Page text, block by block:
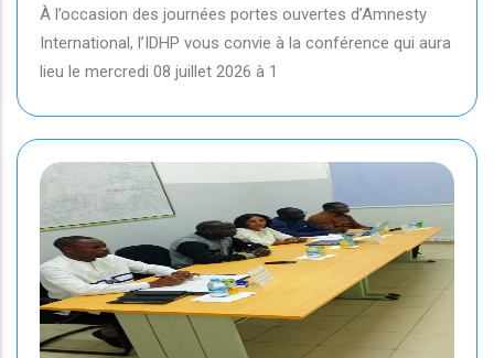
À l’occasion des journées portes ouvertes d’Amnesty
International, l’IDHP vous convie à la conférence qui aura
lieu le mercredi 08 juillet 2026 à 1